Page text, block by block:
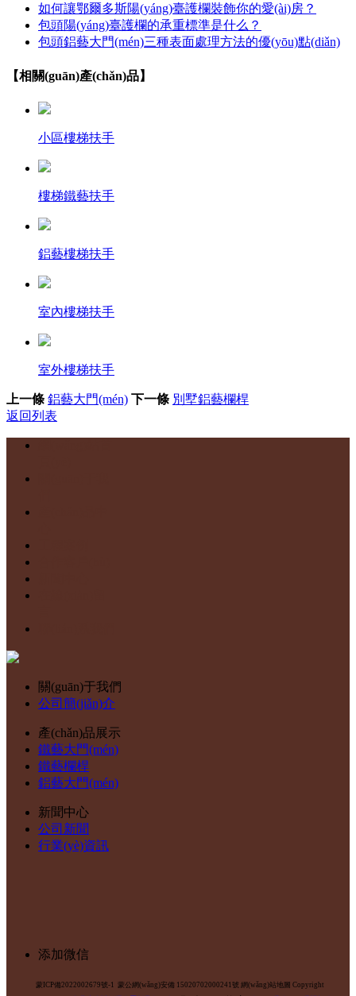
如何讓鄂爾多斯陽(yáng)臺護欄裝飾你的愛(ài)房？
包頭陽(yáng)臺護欄的承重標準是什么？
包頭鋁藝大門(mén)三種表面處理方法的優(yōu)點(diǎn)
【相關(guān)產(chǎn)品】
小區樓梯扶手
樓梯鐵藝扶手
鋁藝樓梯扶手
室內樓梯扶手
室外樓梯扶手
上一條 鋁藝大門(mén) 下一條 別墅鋁藝欄桿
返回列表
關(guān)于我們
公司簡(jiǎn)介
產(chǎn)品展示
鐵藝大門(mén)
鐵藝欄桿
鋁藝大門(mén)
新聞中心
公司新聞
行業(yè)資訊
添加微信
蒙ICP備2022002679號-1 蒙公網(wǎng)安備 15020702000241號 網(wǎng)站地圖 Copyright